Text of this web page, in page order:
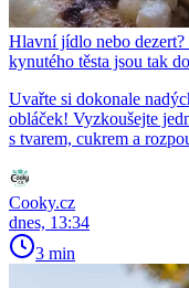
Hlavní jídlo nebo
kynutého těsta jsou tak
Uvařte si dokonale
obláček! Vyzkoušejte
s tvarem, cukrem a
Cooky.cz
dnes, 13:34
3 min